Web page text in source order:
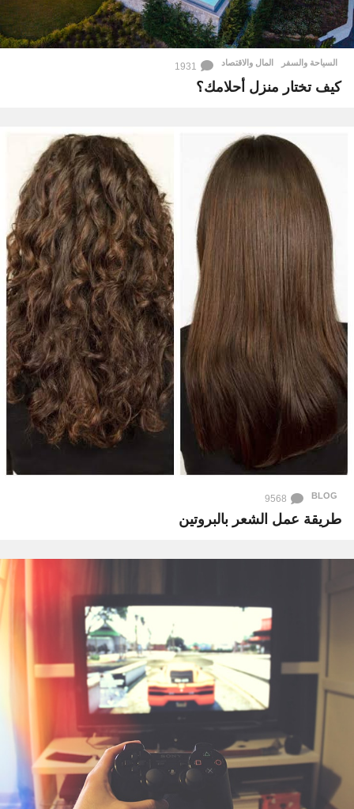
السياحة والسفر ,
المال والاقتصاد 1931
كيف تختار منزل أحلامك؟
BLOG
9568
طريقة عمل الشعر بالبروتين